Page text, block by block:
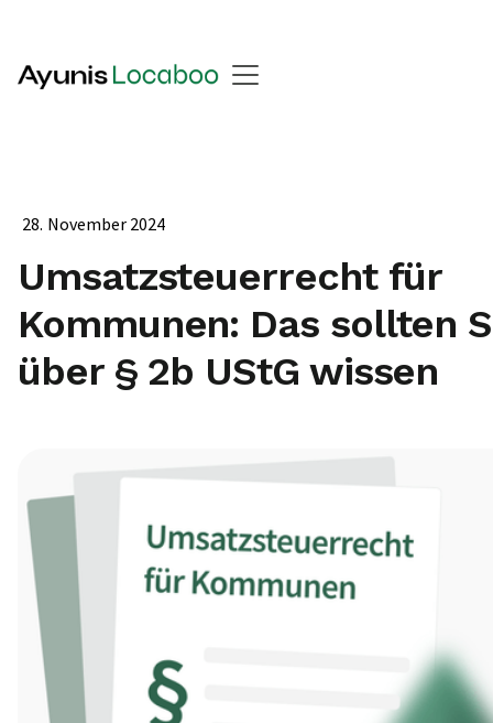
28. November 2024
Umsatzsteuerrecht für
Kommunen: Das sollten
über § 2b UStG wissen